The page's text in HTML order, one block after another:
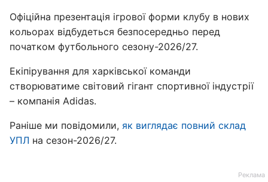
Офіційна презентація ігрової форми клубу в нових
кольорах відбудеться безпосередньо перед
початком футбольного сезону-2026/27.
Екіпірування для харківської команди
створюватиме світовий гігант спортивної індустрії
– компанія Adidas.
Раніше ми повідомили, як виглядає повний склад
УПЛ на сезон-2026/27.